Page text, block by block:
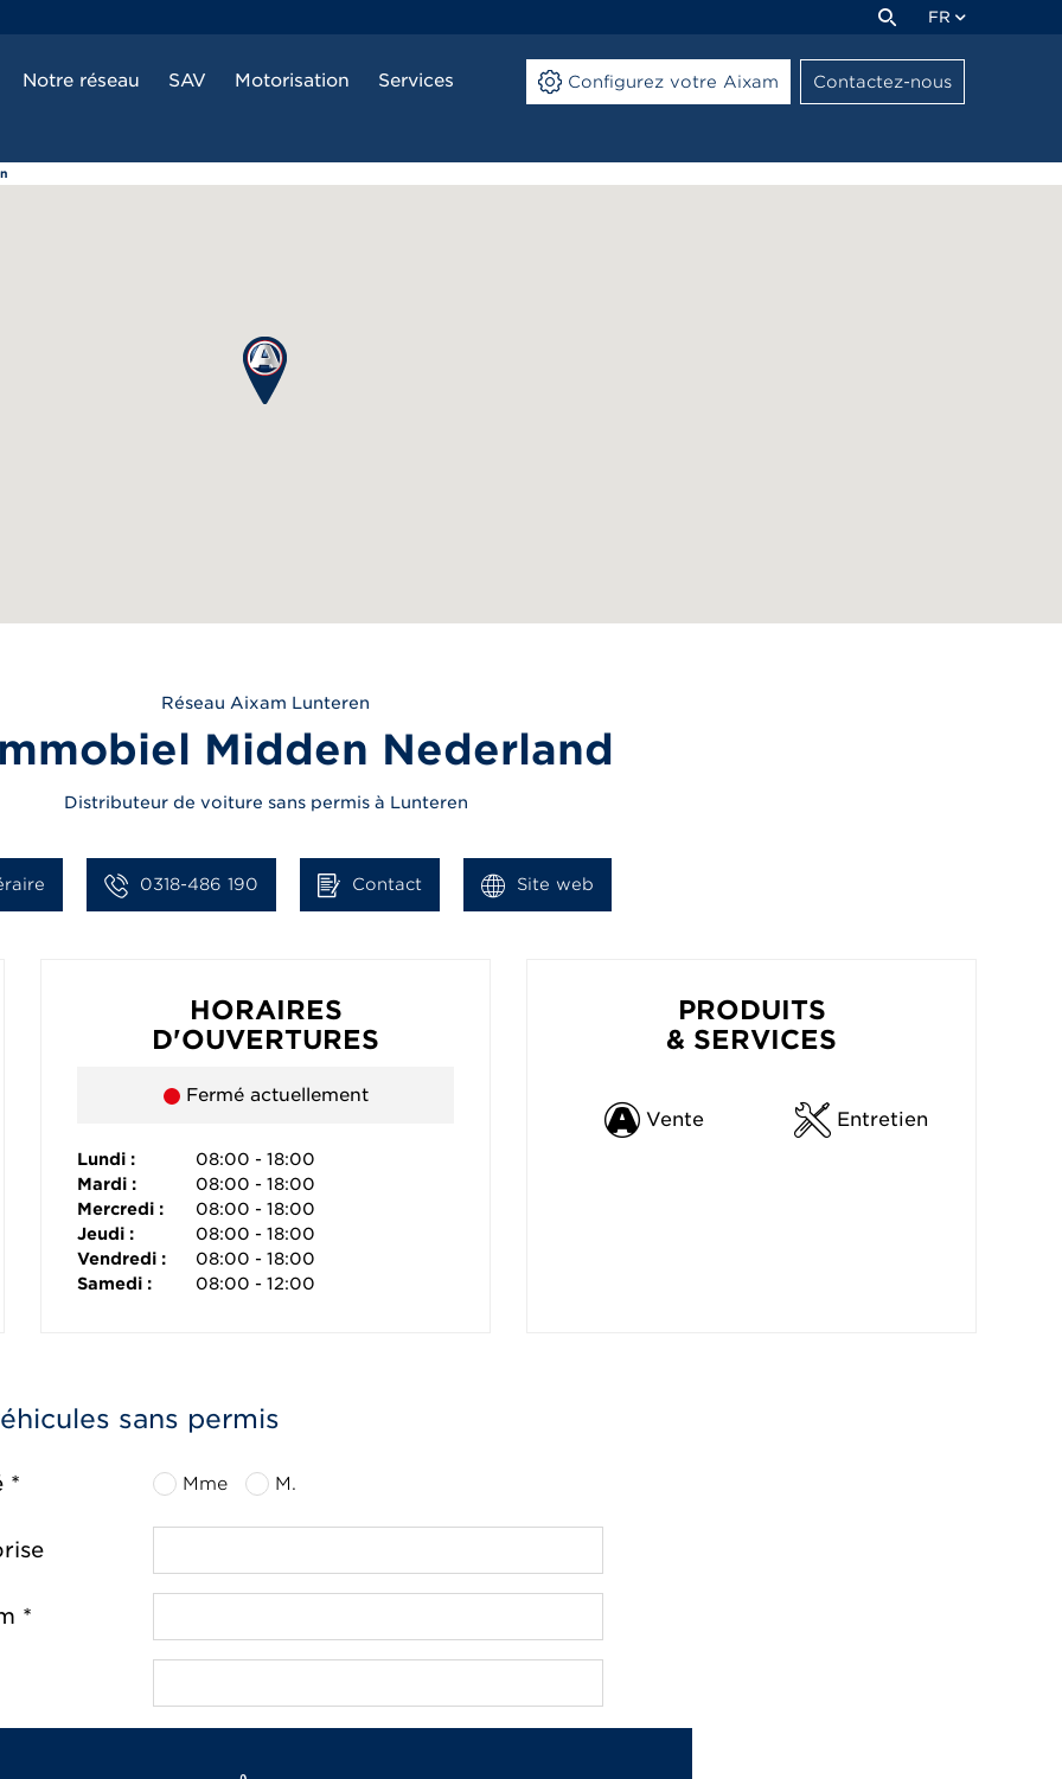
FR
Notre réseau SAV Motorisation Services Configurez votre Aixam Contactez-nous
Réseau Aixam Lunteren
Midden Nederland
Distributeur de voiture sans permis à Lunteren
0318-486 190 Contact Site web
HORAIRES
D'OUVERTURES
Fermé actuellement
Lundi :
08:00 - 18:00
Mardi :
08:00 - 18:00
Mercredi :
08:00 - 18:00
Jeudi :
08:00 - 18:00
Vendredi :
08:00 - 18:00
Samedi :
08:00 - 12:00
PRODUITS
& SERVICES
Vente Entretien
sans permis
* Mme M.
*